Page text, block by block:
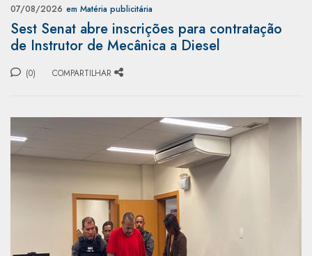
07/08/2026 em Matéria publicitária
Sest Senat abre inscrições para contratação
de Instrutor de Mecânica a Diesel
(0) COMPARTILHAR